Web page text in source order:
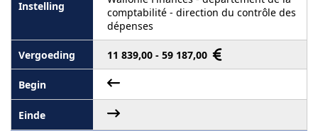
comptabilité - direction du contrôle des
dépenses
11 839,00 - 59 187,00